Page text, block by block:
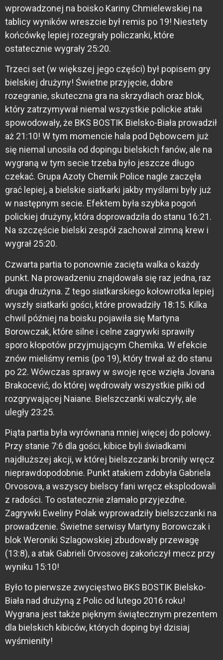
wprowadzonej na boisko Kariny Chmielewskiej na
tablicy wyników wreszcie był remis po 19! Niestety
końcówkę lepiej rozegrały policzanki, które
ostatecznie wygrały 25:20.
Trzeci set (w większej jego części) był popisem gry
bielskiej drużyny! Świetne przyjęcie, dobre
rozegranie, skuteczna gra na skrzydłach oraz blok,
który zatrzymywał niemal wszystkie polickie ataki
spowodowały, że BKS BOSTIK Bielsko-Biała prowadził
aż 21:10! W tym momencie hala pod Dębowcem już
się niemal unosiła od dopingu bielskich fanów, ale na
wygraną w tym secie trzeba było jeszcze długo
czekać. Grupa Azoty Chemik Police nagle zaczęła
grać lepiej, a bielskie siatkarki jakby myślami były już
w następnym secie. Efektem była szybka pogoń
polickiej drużyny, która doprowadziła do stanu 16:21.
Na szczęście bielski zespół zachował zimną krew i
wygrał 25:20.
Czwarta partia to ponownie zacięta walka o każdy
punkt. Na prowadzeniu znajdowała się raz jedna, raz
druga drużyna. Z tego siatkarskiego kołowrotka lepiej
wyszły siatkarki gości, które prowadziły 18:15. Kilka
chwil później na boisku pojawiła się Martyna
Borowczak, które silne i celne zagrywki sprawiły
sporo kłopotów przyjmującym Chemika. W efekcie
znów mieliśmy remis (po 19), który trwał aż do stanu
po 22. Wówczas sprawy w swoje ręce wzięła Jovana
Brakocević, do której wędrowały wszystkie piłki od
rozgrywającej Naiane. Bielszczanki walczyły, ale
uległy 23:25.
Piąta partia była wyrównana mniej więcej do połowy.
Przy stanie 7:6 dla gości, kibice byli świadkami
najdłuższej akcji, w której bielszczanki broniły wręcz
nieprawdopodobnie. Punkt atakiem zdobyła Gabriela
Orvosova, a wszyscy bielscy fani wręcz eksplodowali
z radości. To ostatecznie złamało przyjezdne.
Zagrywki Eweliny Polak wyprowadziły bielszczanki na
prowadzenie. Świetne serwisy Martyny Borowczak i
blok Weroniki Szlagowskiej zbudowały przewagę
(13:8), a atak Gabrieli Orvosovej zakończył mecz przy
wyniku 15:10!
Było to pierwsze zwycięstwo BKS BOSTIK Bielsko-
Biała nad drużyną z Polic od lutego 2016 roku!
Wygrana jest także pięknym świątecznym prezentem
dla bielskich kibiców, których doping był dzisiaj
wyśmienity!